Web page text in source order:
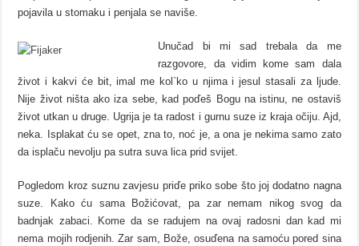
pojavila u stomaku i penjala se naviše.
Unučad bi mi sad trebala da me
razgovore, da vidim kome sam dala
život i kakvi će bit, imal me kol`ko u njima i jesul stasali za ljude.
Nije život ništa ako iza sebe, kad poďeš Bogu na istinu, ne ostaviš
život utkan u druge. Ugrija je ta radost i gurnu suze iz kraja očiju. Ajd,
neka. Isplakat ću se opet, zna to, noć je, a ona je nekima samo zato
da isplaču nevolju pa sutra suva lica prid svijet.
Pogledom kroz suznu zavjesu priďe priko sobe što joj dodatno nagna
suze. Kako ću sama Božićovat, pa zar nemam nikog svog da
badnjak zabaci. Kome da se radujem na ovaj radosni dan kad mi
nema mojih rodjenih. Zar sam, Bože, osuďena na samoću pored sina